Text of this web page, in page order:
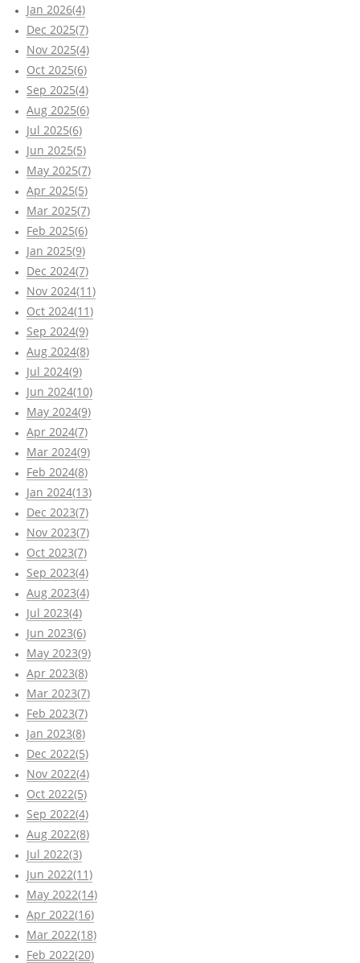
Jan 2026(4)
Dec 2025(7)
Nov 2025(4)
Oct 2025(6)
Sep 2025(4)
Aug 2025(6)
Jul 2025(6)
Jun 2025(5)
May 2025(7)
Apr 2025(5)
Mar 2025(7)
Feb 2025(6)
Jan 2025(9)
Dec 2024(7)
Nov 2024(11)
Oct 2024(11)
Sep 2024(9)
Aug 2024(8)
Jul 2024(9)
Jun 2024(10)
May 2024(9)
Apr 2024(7)
Mar 2024(9)
Feb 2024(8)
Jan 2024(13)
Dec 2023(7)
Nov 2023(7)
Oct 2023(7)
Sep 2023(4)
Aug 2023(4)
Jul 2023(4)
Jun 2023(6)
May 2023(9)
Apr 2023(8)
Mar 2023(7)
Feb 2023(7)
Jan 2023(8)
Dec 2022(5)
Nov 2022(4)
Oct 2022(5)
Sep 2022(4)
Aug 2022(8)
Jul 2022(3)
Jun 2022(11)
May 2022(14)
Apr 2022(16)
Mar 2022(18)
Feb 2022(20)